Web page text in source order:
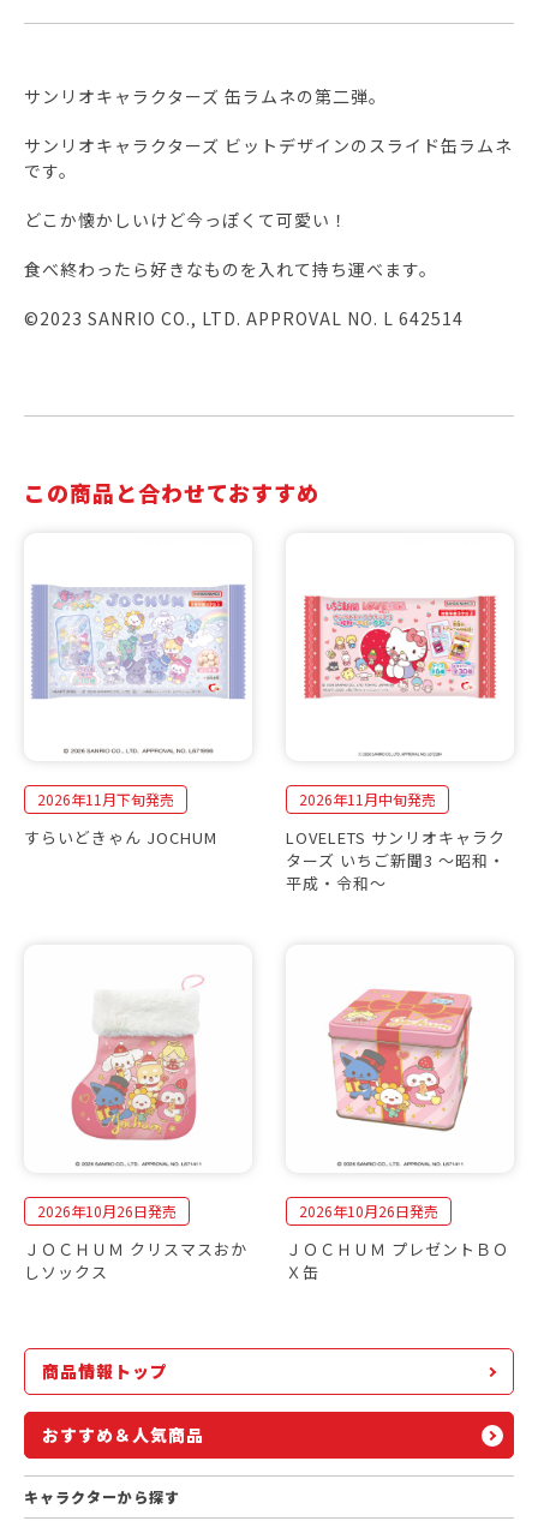
サンリオキャラクターズ 缶ラムネの第二弾。
サンリオキャラクターズ ビットデザインのスライド缶ラムネ
です。
どこか懐かしいけど今っぽくて可愛い！
食べ終わったら好きなものを入れて持ち運べます。
©2023 SANRIO CO., LTD. APPROVAL NO. L 642514
この商品と合わせておすすめ
2026年11月下旬発売
すらいどきゃん JOCHUM
2026年11月中旬発売
LOVELETS サンリオキャラク
ターズ いちご新聞3 〜昭和・
平成・令和〜
2026年10月26日発売
ＪＯＣＨＵＭ クリスマスおか
しソックス
2026年10月26日発売
ＪＯＣＨＵＭ プレゼントＢＯ
Ｘ缶
商品情報トップ
おすすめ＆人気商品
キャラクターから探す